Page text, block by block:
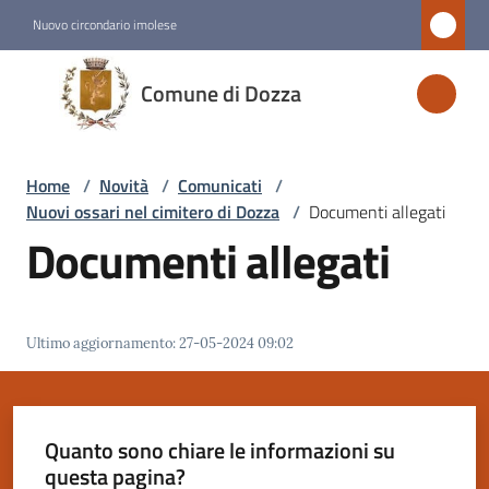
Nuovo circondario imolese
Comune di Dozza
Comune
di
Dozza
Servizi
Vivere
Dozza
Home / Novità / Comunicati /
Nuovi ossari nel cimitero di Dozza / Documenti allegati
Documenti allegati
Ultimo aggiornamento:27-05-2024 09:02
Quanto sono chiare le informazioni su
questa pagina?